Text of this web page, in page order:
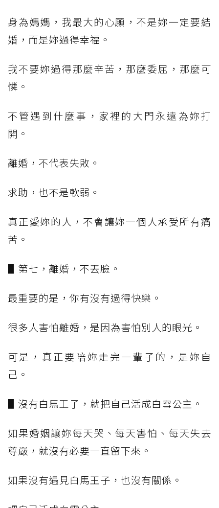
身為媽媽，我最大的心願，不是妳一定要結
婚，而是妳過得幸福。
我不要妳過得那麼辛苦，那麼委屈，那麼可
憐。
不管遇到什麼事，家裡的大門永遠為妳打
開。
離婚，不代表失敗。
求助，也不是軟弱。
真正愛妳的人，不會讓妳一個人承受所有痛
苦。
▋第七，離婚，不丟臉。
最重要的是，你有沒有過得快樂。
很多人害怕離婚，是因為害怕別人的眼光。
可是，真正要陪妳走完一輩子的，是妳自
己。
▋沒有白馬王子，就把自己活成白雪公主。
如果婚姻讓妳每天哭、每天害怕、每天失去
尊嚴，就沒有必要一直留下來。
如果沒有遇見白馬王子，也沒有關係。